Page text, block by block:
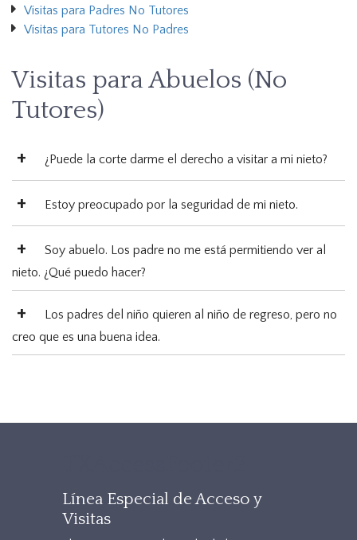
Visitas para Padres No Tutores
Visitas para Tutores No Padres
Visitas para Abuelos (No
Tutores)
¿Puede la corte darme el derecho a visitar a mi nieto?
Estoy preocupado por la seguridad de mi nieto.
Soy abuelo. Los padre no me está permitiendo ver al
nieto. ¿Qué puedo hacer?
Los padres del niño quieren al niño de regreso, pero no
creo que es una buena idea.
Línea Especial de Acceso y
Visitas